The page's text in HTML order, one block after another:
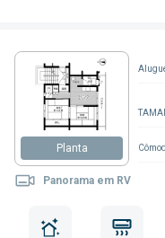
Planta
Panorama em RV